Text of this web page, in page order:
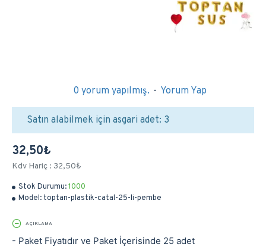
Stok Durumu:1000
Model: toptan-plastik-catal-25-li-pembe
0 yorum yapılmış. - Yorum Yap
32,50₺
Kdv Hariç : 32,50₺
Satın alabilmek için asgari adet: 3
AÇIKLAMA
- Paket Fiyatıdır ve Paket İçerisinde 25 adet